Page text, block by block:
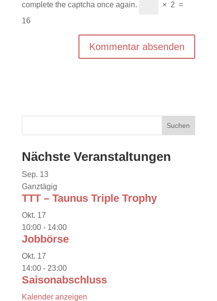
complete the captcha once again.
× 2 =
16
Nächste Veranstaltungen
Sep. 13
Ganztägig
TTT – Taunus Triple Trophy
Okt. 17
10:00- 14:00
Jobbörse
Okt. 17
14:00- 23:00
Saisonabschluss
Kalender anzeigen